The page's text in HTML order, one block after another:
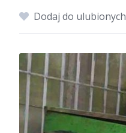
Dodaj do ulubionych